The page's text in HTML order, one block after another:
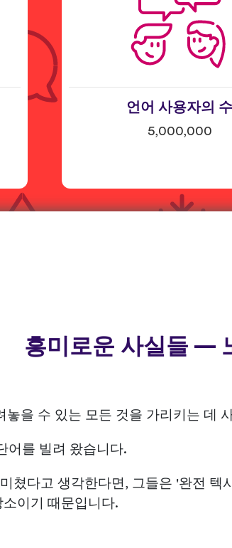
언어 사용자의 수
5,000,000
흥미로운 사실들 —
을 수 있는 모든 것을 가리키는 데
어를 빌려 왔습니다.
쳤다고 생각한다면, 그들은 '완전
이기 때문입니다.